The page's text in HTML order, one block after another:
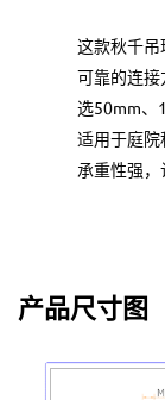
这款秋千
可靠的连
选50mm、
适用于庭院
承重性强，
产品尺寸图